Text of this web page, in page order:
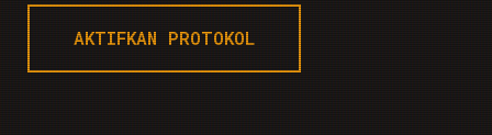
AKTIFKAN PROTOKOL